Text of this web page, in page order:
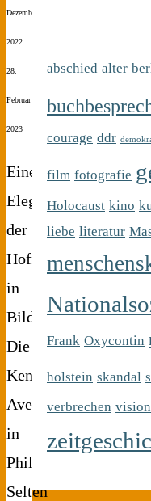
Dezember
2022
28.
Februar
2023
Eine
Elegie
der
Hoffnungslosigkeit
in
Bildern:
Die
Kensington
Avenue
in
Philadelphia
Selten
abschied alter
courage ddr
film fotografie
Holocaust kino
liebe literatur
Frank Oxycontin
holstein skandal
verbrechen